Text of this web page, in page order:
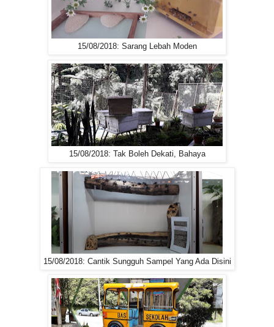
15/08/2018: Sarang Lebah Moden
15/08/2018: Tak Boleh Dekati, Bahaya
15/08/2018: Cantik Sungguh Sampel Yang Ada Disini